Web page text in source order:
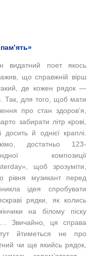
видатний поет якось
що справжній вірш
де кожен рядок —
Так, для того, щоб мати
про стан здоровʼя,
забирати літр крові,
досить й однієї краплі.
достатньо 123-
композиції
щоб зрозуміти,
рівня музикант перед
ідея спробувати
рядки, як колись
на білому піску
Звичайно, ця справа
йтиметься не про
чи ще якийсь рядок,